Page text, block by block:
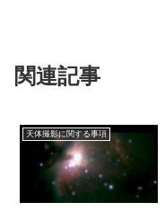
関連記事
天体撮影に関する事項